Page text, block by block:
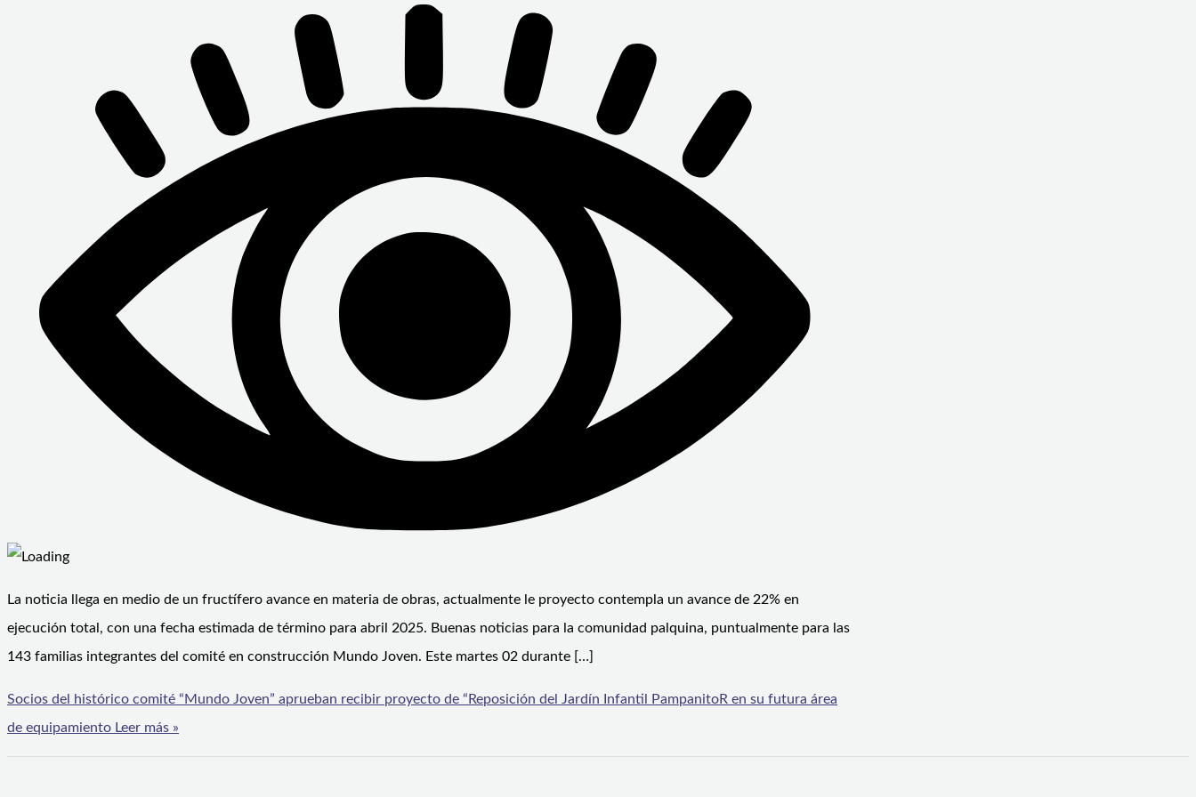
La noticia llega en medio de un fructífero avance en materia de obras, actualmente le proyecto contempla un avance de 22% en
ejecución total, con una fecha estimada de término para abril 2025. Buenas noticias para la comunidad palquina, puntualmente para las
143 familias integrantes del comité en construcción Mundo Joven. Este martes 02 durante […]
Socios del histórico comité “Mundo Joven” aprueban recibir proyecto de “Reposición del Jardín Infantil PampanitoR en su futura área
de equipamiento Leer más »